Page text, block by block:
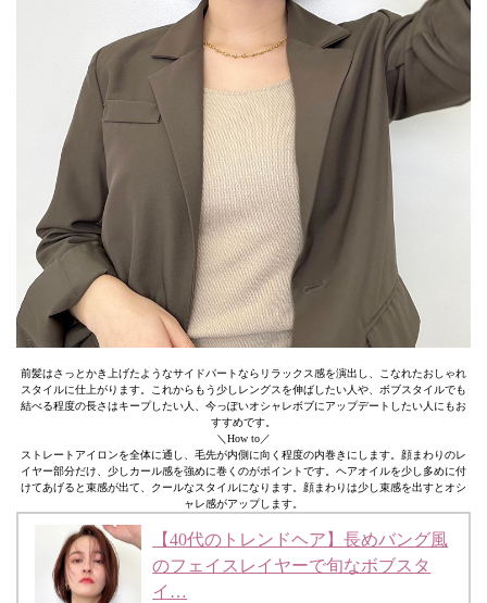
前髪はさっとかき上げたようなサイドパートならリラックス感を演出し、こなれたおしゃれ
スタイルに仕上がります。これからもう少しレングスを伸ばしたい人や、ボブスタイルでも
結べる程度の長さはキープしたい人、今っぽいオシャレボブにアップデートしたい人にもお
すすめです。
＼How to／
ストレートアイロンを全体に通し、毛先が内側に向く程度の内巻きにします。顔まわりのレ
イヤー部分だけ、少しカール感を強めに巻くのがポイントです。ヘアオイルを少し多めに付
けてあげると束感が出て、クールなスタイルになります。顔まわりは少し束感を出すとオシ
ャレ感がアップします。
【40代のトレンドヘア】長めバング風
のフェイスレイヤーで旬なボブスタ
イ…